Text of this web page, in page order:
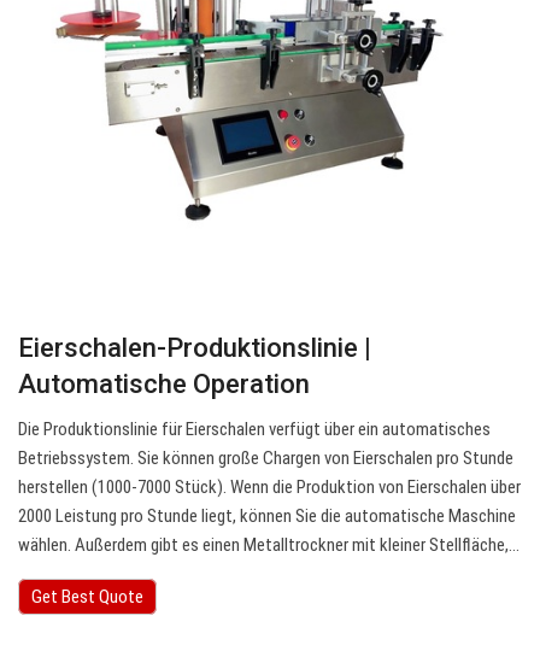
Eierschalen-Produktionslinie |
Automatische Operation
Die Produktionslinie für Eierschalen verfügt über ein automatisches
Betriebssystem. Sie können große Chargen von Eierschalen pro Stunde
herstellen (1000-7000 Stück). Wenn die Produktion von Eierschalen über
2000 Leistung pro Stunde liegt, können Sie die automatische Maschine
wählen. Außerdem gibt es einen Metalltrockner mit kleiner Stellfläche,…
Get Best Quote